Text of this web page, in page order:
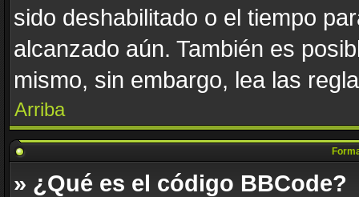
sido deshabilitado o el tiempo
alcanzado aún. También es
mismo, sin embargo, lea las
Arriba
» ¿Qué es el código BBCode?